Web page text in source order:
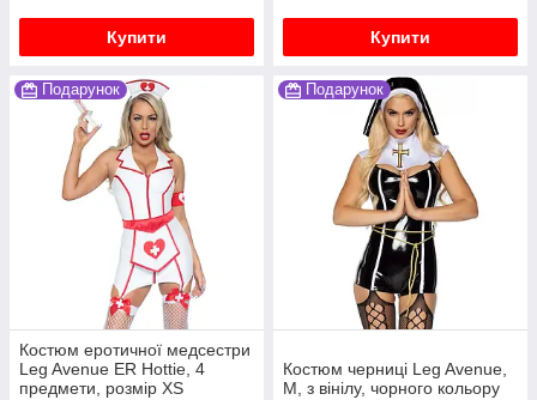
Купити Купити
Подарунок
Костюм еротичної медсестри
Leg Avenue ER Hottie, 4
предмети, розмір XS
Подарунок
Костюм черниці Leg Avenue,
M, з вінілу, чорного кольору